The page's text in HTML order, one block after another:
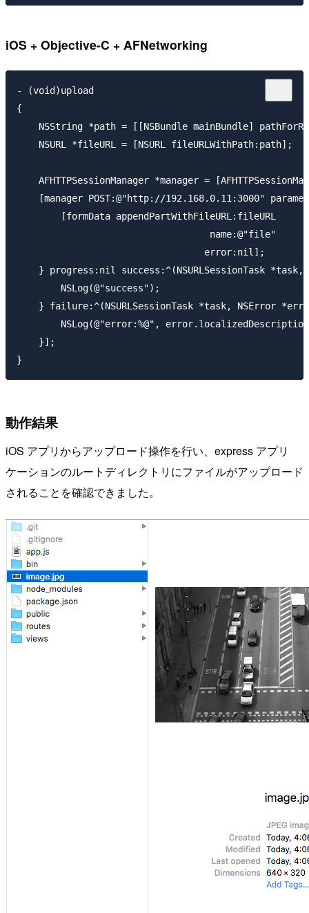
iOS + Objective-C + AFNetworking
- (void)upload
{
NSString *path = [[NSBundle mainBundle]
    NSURL *fileURL = [NSURL fileURLWithPath:path];
AFHTTPSessionManager *manager =
[manager POST:@"http://192.168.0.11:3000"
        [formData appendPartWithFileURL:fileURL
                                   name:@"file"
                                  error:nil];
} progress:nil success:^(NSURLSessionTask *task,
        NSLog(@"success");
} failure:^(NSURLSessionTask *task, NSError
NSLog(@"error:%@",
    }];
動作結果
iOS アプリからアップロード操作を行い、express アプリ
ケーションのルートディレクトリにファイルがアップロード
されることを確認できました。